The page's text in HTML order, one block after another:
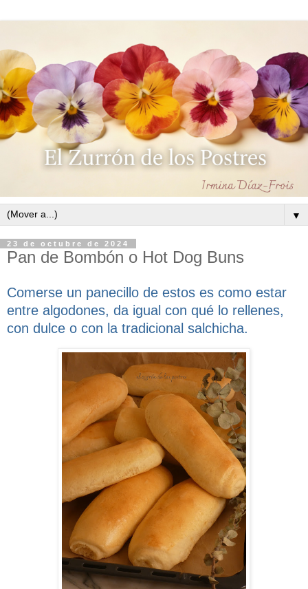
▼
23 de octubre de 2024
Pan de Bombón o Hot Dog Buns
Comerse un panecillo de estos es como estar
entre algodones, da igual con qué lo rellenes,
con dulce o con la tradicional salchicha.